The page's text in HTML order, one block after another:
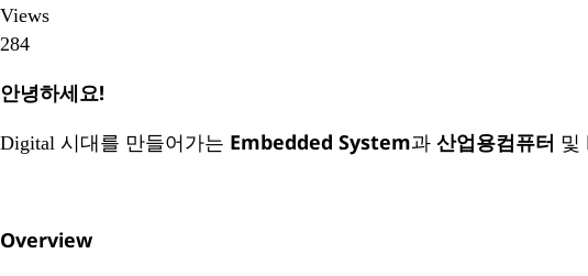
Views
284
안녕하세요!
Digital 시대를 만들어가는 Embedded System과 산업용컴퓨터 및
Overview